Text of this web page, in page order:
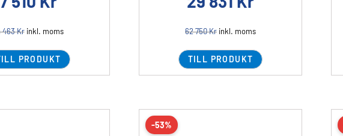
463Krinkl. moms
PRODUKT
62 750Kr inkl. moms
TILL PRODUKT
-53%